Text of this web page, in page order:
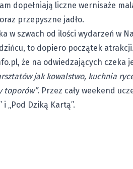
dopełniają liczne wernisaże
przepyszne jadło.
w szwach od ilości wydarzeń w
to dopiero początek
że na odwiedzających czeka
jak kowalstwo, kuchnia
toporów”. Przez cały weekend
„Pod Dziką Kartą”.